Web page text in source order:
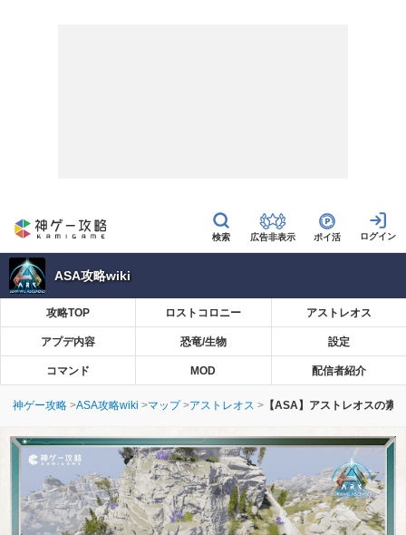
広告非表示 ポイ活
ASA攻略wiki
攻略TOP ロストコロニー アストレオス
アプデ内容 恐竜/生物 設定
コマンド MOD 配信者紹介
神ゲー攻略 ASA攻略wiki マップ アストレオス 【ASA】アストレオスの素